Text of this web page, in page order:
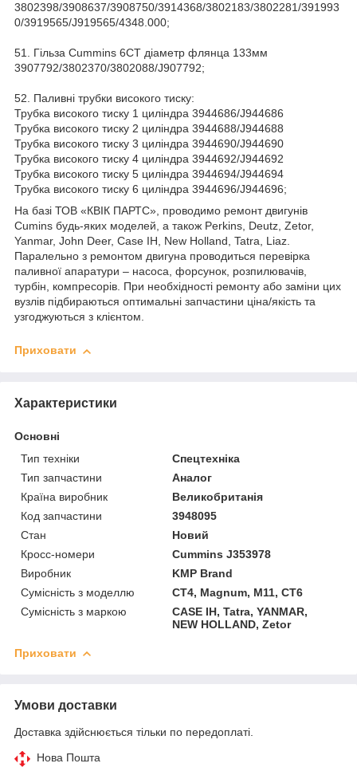
3802398/3908637/3908750/3914368/3802183/3802281/391993
0/3919565/J919565/4348.000;
51. Гільза Cummins 6CT діаметр флянца 133мм
3907792/3802370/3802088/J907792;
52. Паливні трубки високого тиску:
Трубка високого тиску 1 циліндра 3944686/J944686
Трубка високого тиску 2 циліндра 3944688/J944688
Трубка високого тиску 3 циліндра 3944690/J944690
Трубка високого тиску 4 циліндра 3944692/J944692
Трубка високого тиску 5 циліндра 3944694/J944694
Трубка високого тиску 6 циліндра 3944696/J944696;
На базі ТОВ «КВІК ПАРТС», проводимо ремонт двигунів
Cumins будь-яких моделей, а також Perkins, Deutz, Zetor,
Yanmar, John Deer, Case IH, New Holland, Tatra, Liaz.
Паралельно з ремонтом двигуна проводиться перевірка
паливної апаратури – насоса, форсунок, розпилювачів,
турбін, компресорів. При необхідності ремонту або заміни цих
вузлів підбираються оптимальні запчастини ціна/якість та
узгоджуються з клієнтом.
Приховати
Характеристики
Основні
Тип техніки
Спецтехніка
Тип запчастини
Аналог
Країна виробник
Великобританія
Код запчастини
3948095
Стан
Новий
Кросс-номери
Cummins J353978
Виробник
KMP Brand
Сумісність з моделлю
CT4, Magnum, M11, CT6
Сумісність з маркою
CASE IH, Tatra, YANMAR,
NEW HOLLAND, Zetor
Приховати
Умови доставки
Доставка здійснюється тільки по передоплаті.
Нова Пошта